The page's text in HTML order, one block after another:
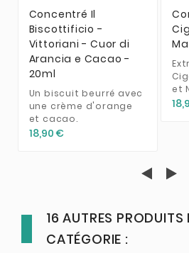
Concentré Il
Biscottificio -
Vittoriani - Cuor di
Arancia e Cacao -
20ml
Un biscuit beurré avec
une crème d'orange
et cacao.
18,90 €
et
16 AUTRES PRODUITS
CATÉGORIE :